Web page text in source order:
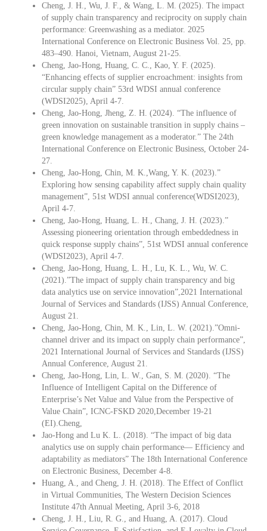
Cheng, J. H., Wu, J. F., & Wang, L. M. (2025). The impact
of supply chain transparency and reciprocity on supply chain
performance: Greenwashing as a mediator. 2025
International Conference on Electronic Business Vol. 25, pp.
483–490. Hanoi, Vietnam, August 21-25.
Cheng, Jao-Hong, Huang, C. C., Kao, Y. F. (2025).
“Enhancing effects of supplier encroachment: insights from
circular supply chain” 53rd WDSI annual conference
(WDSI2025), April 4-7.
Cheng, Jao-Hong, Jheng, Z. H. (2024). “The influence of
green innovation on sustainable transition in supply chains –
green knowledge management as a moderator.” The 24th
International Conference on Electronic Business, October 24-
27.
Cheng, Jao-Hong, Chin, M. K.,Wang, Y. K. (2023).”
Exploring how sensing capability affect supply chain quality
management”, 51st WDSI annual conference(WDSI2023),
April 4-7.
Cheng, Jao-Hong, Huang, L. H., Chang, J. H. (2023).”
Assessing pioneering orientation through embeddedness in
quick response supply chains”, 51st WDSI annual conference
(WDSI2023), April 4-7.
Cheng, Jao-Hong, Huang, L. H., Lu, K. L., Wu, W. C.
(2021).”The impact of supply chain transparency and big
data analytics use on service innovation”,2021 International
Journal of Services and Standards (IJSS) Annual Conference,
August 21.
Cheng, Jao-Hong, Chin, M. K., Lin, L. W. (2021).”Omni-
channel driver and its impact on supply chain performance”,
2021 International Journal of Services and Standards (IJSS)
Annual Conference, August 21.
Cheng, Jao-Hong, Lin, L. W., Gan, S. M. (2020). “The
Influence of Intelligent Capital on the Difference of
Enterprise’s Net Value and Value from the Perspective of
Value Chain”, ICNC-FSKD 2020,December 19-21
(EI).Cheng,
Jao-Hong and Lu K. L. (2018). “The impact of big data
analytics use on supply chain performance— Efficiency and
adaptability as mediators” The 18th International Conference
on Electronic Business, December 4-8.
Huang, A., and Cheng, J. H. (2018). The Effect of Conflict
in Virtual Communities, The Western Decision Sciences
Institute 47th Annual Meeting, April 3-6, 2018
Cheng, J. H., Liu, R. G., and Huang, A. (2017). Cloud